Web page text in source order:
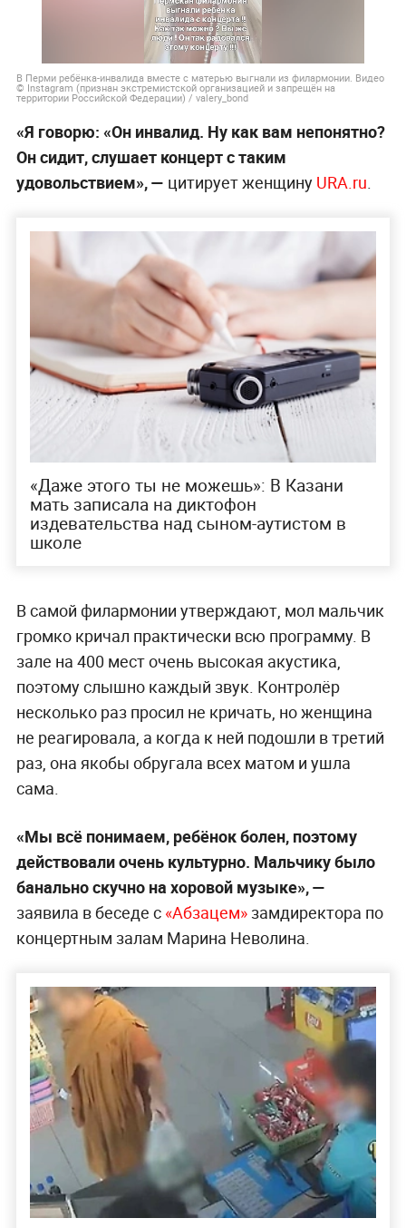
В Перми ребёнка-инвалида вместе с матерью выгнали из филармонии. Видео
© Instagram (признан экстремистской организацией и запрещён на
территории Российской Федерации) / valery_bond
«Я говорю: «Он инвалид. Ну как вам непонятно?
Он сидит, слушает концерт с таким
удовольствием», — цитирует женщину URA.ru
«Даже этого ты не можешь»: В Казани
мать записала на диктофон
издевательства над сыном-аутистом в
школе
В самой филармонии утверждают, мол мальчик
громко кричал практически всю программу. В
зале на 400 мест очень высокая акустика,
поэтому слышно каждый звук. Контролёр
несколько раз просил не кричать, но женщина
не реагировала, а когда к ней подошли в третий
раз, она якобы обругала всех матом и ушла
сама.
«Мы всё понимаем, ребёнок болен, поэтому
действовали очень культурно. Мальчику было
банально скучно на хоровой музыке», —
заявила в беседе с «Абзацем»замдиректора по
концертным залам Марина Неволина.